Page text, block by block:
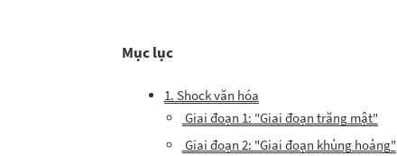
Mục lục
1. Shock văn hóa
Giai đoạn 1: "Giai đoạn trăng mật"
Giai đoạn 2: "Giai đoạn khủng hoảng"